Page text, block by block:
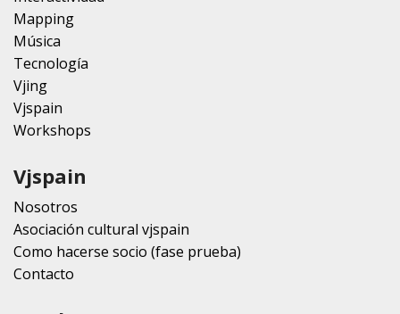
Mapping
Música
Tecnología
Vjing
Vjspain
Workshops
Vjspain
Nosotros
Asociación cultural vjspain
Como hacerse socio (fase prueba)
Contacto